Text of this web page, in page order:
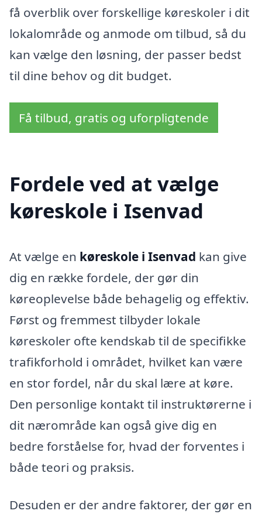
få overblik over forskellige køreskoler i dit
lokalområde og anmode om tilbud, så du
kan vælge den løsning, der passer bedst
til dine behov og dit budget.
Få tilbud, gratis og uforpligtende
Fordele ved at vælge
køreskole i Isenvad
At vælge en køreskole i Isenvad kan give
dig en række fordele, der gør din
køreoplevelse både behagelig og effektiv.
Først og fremmest tilbyder lokale
køreskoler ofte kendskab til de specifikke
trafikforhold i området, hvilket kan være
en stor fordel, når du skal lære at køre.
Den personlige kontakt til instruktørerne i
dit nærområde kan også give dig en
bedre forståelse for, hvad der forventes i
både teori og praksis.
Desuden er der andre faktorer, der gør en